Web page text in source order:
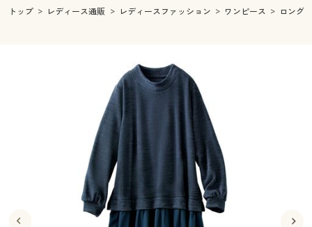
レディースファッション
インナー・下着通販すべて
ジュニア・ティーンズ下着
メンズ
キッチン・雑貨・日用品
寝具・インテリア・家具
寝具・インテリア・家具通販すべて
美容・健康通販すべて
美容・健康・サプリメント
制服・スクール
制服・スクールすべて
大きいサイズ
ジュニア・ティーンズ下着
キッチン・雑貨・日用品
寝具・インテリア・家具通販すべて
カーテン・ラグ・ファブリック
美容・健康通販すべて
美容・健康・サプリメント
制服・スクールすべて
大きいサイズ通販すべて
トップ レディース通販 レディースファッション ワンピース ロング